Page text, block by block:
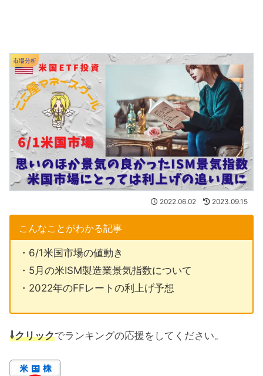
市場分析
2022.06.02 2023.09.15
こんなことがわかる記事
・6/1米国市場の値動き
・5月の米ISM製造業景気指数について
・2022年のFFレートの利上げ予想
⇩クリックでランキングの応援をしてください。